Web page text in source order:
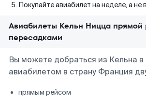
Покупайте авиабилет на неделе, а не
Авиабилеты Кельн Ницца прямой
пересадками
Вы можете добраться из Кельна в
авиабилетом в страну Франция
прямым рейсом